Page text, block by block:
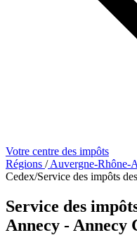
Votre centre des impôts
Régions /Auvergne-Rhône-
Cedex/Service des impôts
Service des
Annecy - Annecy